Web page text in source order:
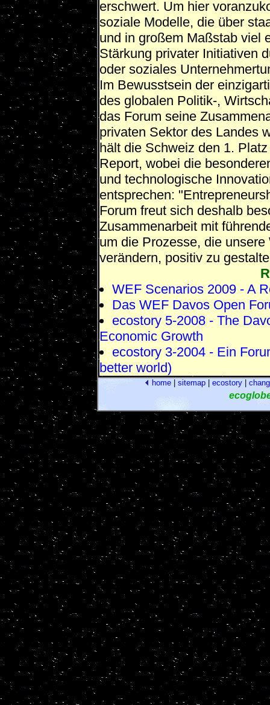
erschwert. Um hier
soziale Modelle, die über
und in großem Maßstab viel
Stärkung privater Initiativen
oder soziales
Im Bewusstsein der
des globalen Politik-,
das Forum seine
privaten Sektor des Landes
hält die Schweiz den 1.
Report, wobei die
und technologische
entsprechen:
Forum freut sich deshalb
Zusammenarbeit mit
um die Prozesse, die
verändern, positiv zu
WEF Scenarios 2009 - A
Das WEF Davos Open
ecostory 5-2008 - The
Economic Growth
ecostory 3-2004 - Ein
better world)
home| sitemap| ecostory|